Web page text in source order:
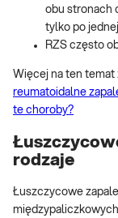
obu stronach
tylko po
RZS często
Więcej na ten temat
reumatoidalne
te choroby?
rodzaje
Łuszczycowe